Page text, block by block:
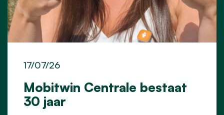
Mobitwin Centrale bestaat
30 jaar
17/07/26